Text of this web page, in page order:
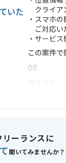
いた
クライア
・スマホ
ご対応い
・サービ
この案件で
OS
ム
リーランスに
聞いてみませんか？